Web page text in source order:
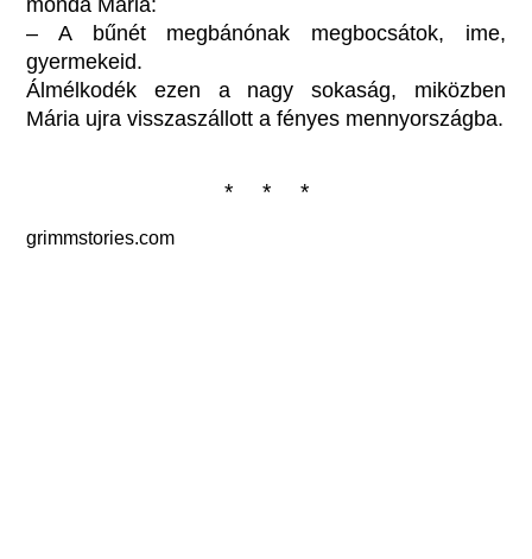
– A bűnét megbánónak megbocsátok, ime,
gyermekeid.
Álmélkodék ezen a nagy sokaság, miközben
Mária ujra visszaszállott a fényes mennyországba.
* * *
grimmstories.com